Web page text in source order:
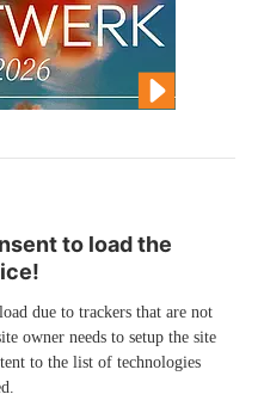
to load the
due to trackers that are not
owner needs to setup the site
to the list of technologies